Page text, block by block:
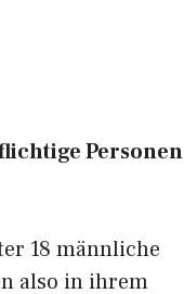
Personen
18 männliche
also in ihrem